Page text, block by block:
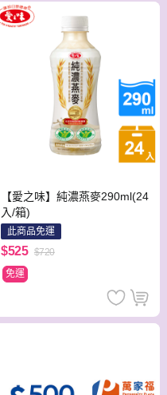
【愛之味】純濃燕麥290ml(24
入/箱)
此商品免運
$525 $720
免運